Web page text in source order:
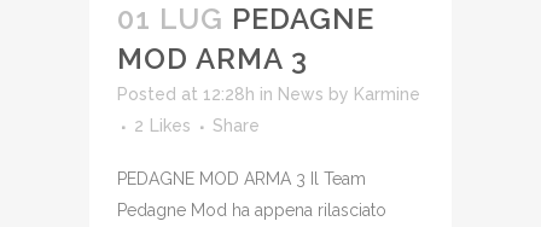
01 LUG PEDAGNE
MOD ARMA 3
Posted at 12:28h in News by Karmine
2 Likes Share
PEDAGNE MOD ARMA 3 Il Team
Pedagne Mod ha appena rilasciato